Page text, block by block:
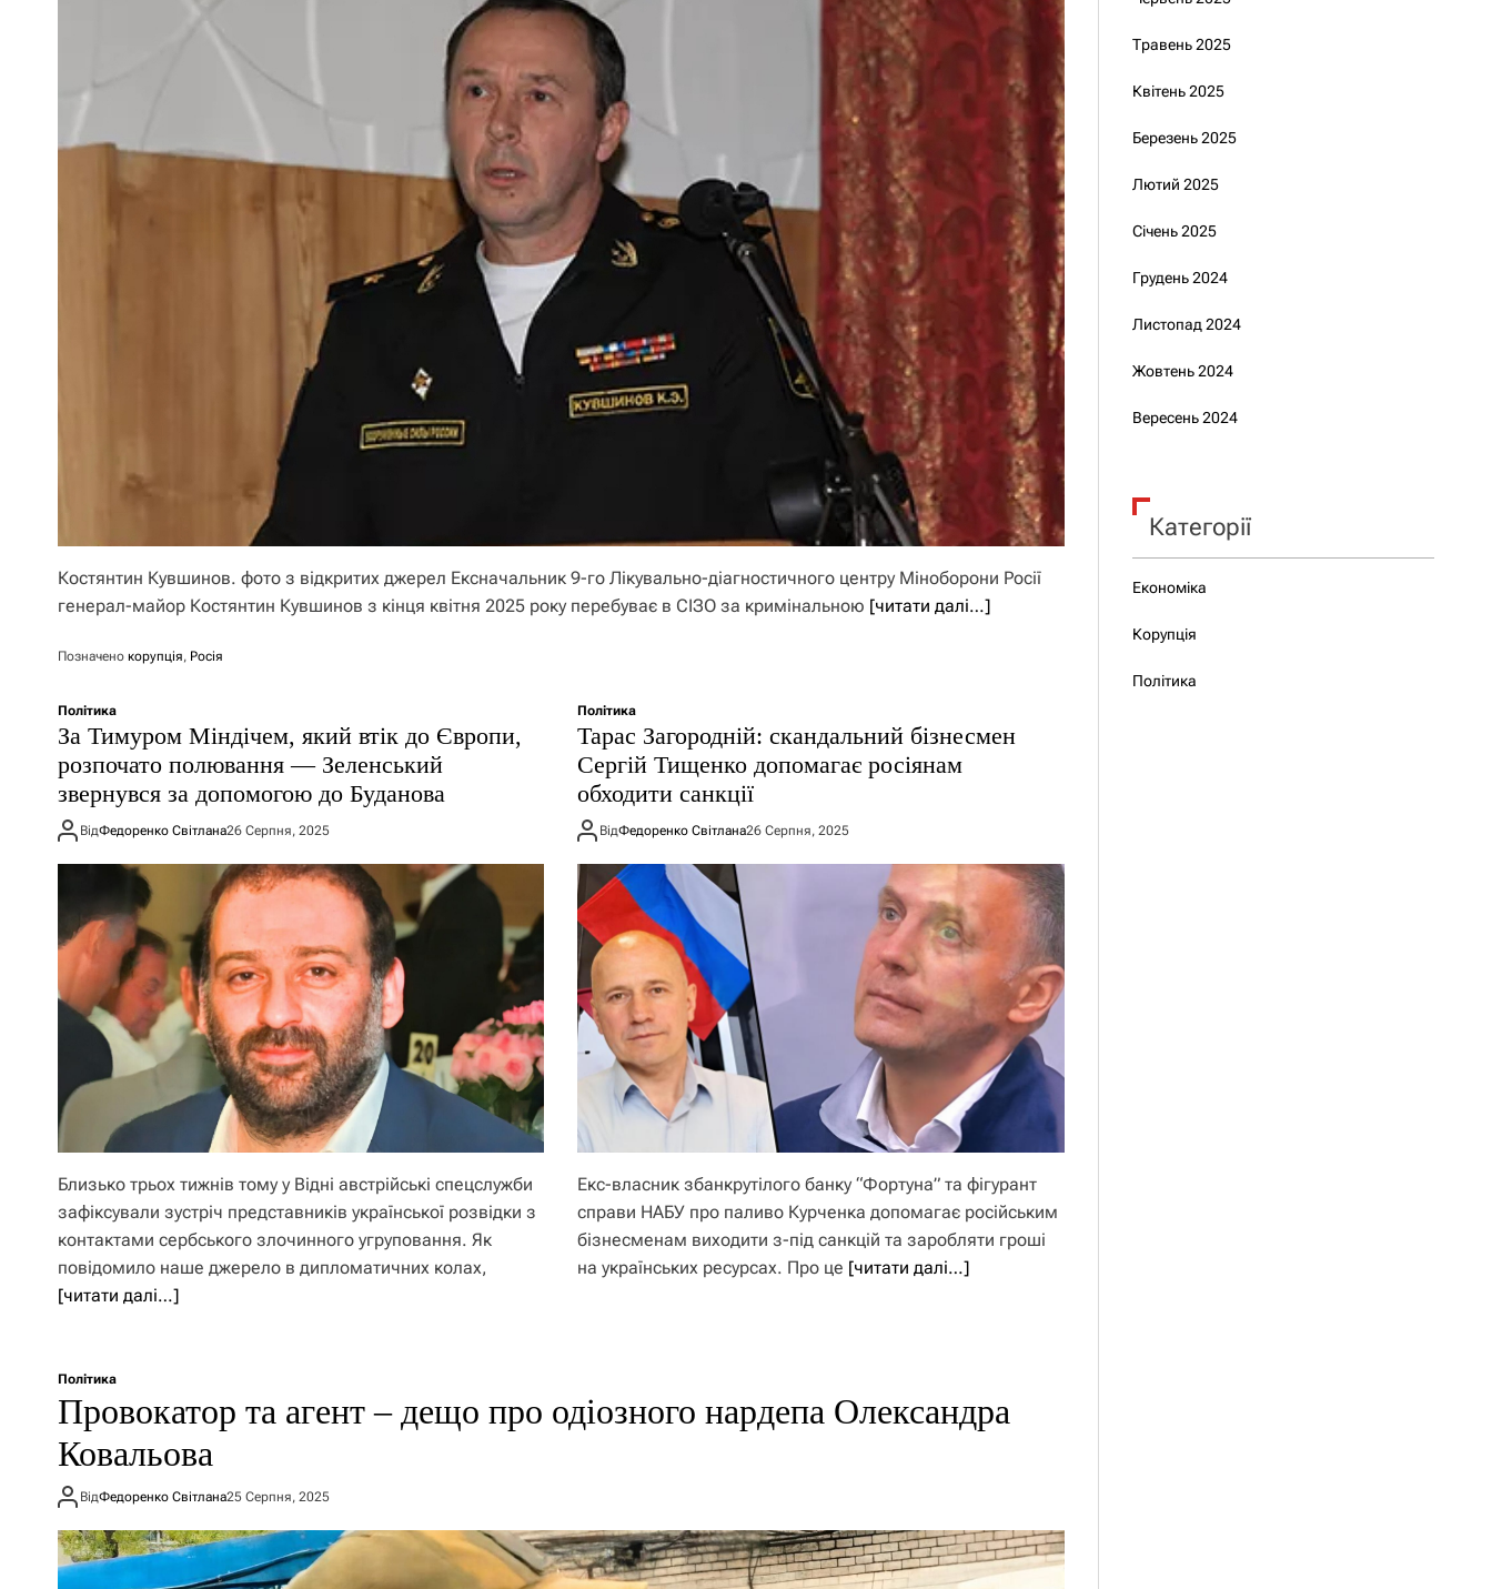
Костянтин Кувшинов. фото з відкритих джерел Ексначальник 9-го Лікувально-діагностичного центру Міноборони Росії
генерал-майор Костянтин Кувшинов з кінця квітня 2025 року перебуває в СІЗО за кримінальною [читати далі…]
Позначено корупція, Росія
Політика
За Тимуром Міндічем, який втік до Європи,
розпочато полювання — Зеленський
звернувся за допомогою до Буданова
ВідФедоренко Світлана26 Серпня, 2025
Близько трьох тижнів тому у Відні австрійські спецслужби
зафіксували зустріч представників української розвідки з
контактами сербського злочинного угруповання. Як
повідомило наше джерело в дипломатичних колах,
[читати далі…]
Політика
Тарас Загородній: скандальний бізнесмен
Сергій Тищенко допомагає росіянам
обходити санкції
ВідФедоренко Світлана26 Серпня, 2025
Екс-власник збанкрутілого банку “Фортуна” та фігурант
справи НАБУ про паливо Курченка допомагає російським
бізнесменам виходити з-під санкцій та заробляти гроші
на українських ресурсах. Про це [читати далі…]
Політика
Провокатор та агент – дещо про одіозного нардепа Олександра
Ковальова
ВідФедоренко Світлана25 Серпня, 2025
Травень 2025
Квітень 2025
Березень 2025
Лютий 2025
Січень 2025
Грудень 2024
Листопад 2024
Жовтень 2024
Вересень 2024
Категорії
Економіка
Корупція
Політика